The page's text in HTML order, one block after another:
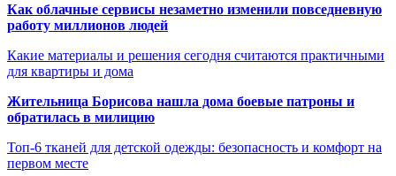
Как облачные сервисы незаметно изменили повседневную
работу миллионов людей
Какие материалы и решения сегодня считаются практичными
для квартиры и дома
Жительница Борисова нашла дома боевые патроны и
обратилась в милицию
Топ-6 тканей для детской одежды: безопасность и комфорт на
первом месте